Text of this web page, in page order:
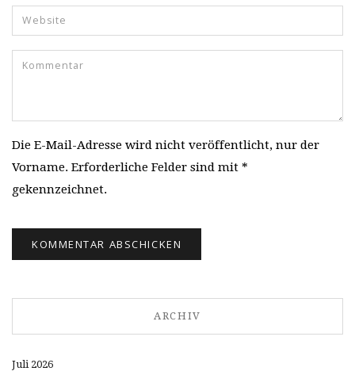
Die E-Mail-Adresse wird nicht veröffentlicht, nur der
Vorname. Erforderliche Felder sind mit *
gekennzeichnet.
ARCHIV
Juli 2026